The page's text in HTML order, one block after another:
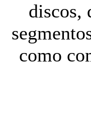
discos,
como